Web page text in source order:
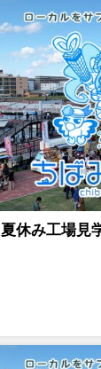
夏休み工場見